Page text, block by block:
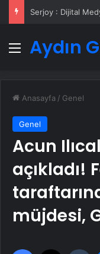
Menü
Aydın
Anasayfa / Genel
Genel
Acun
açıkladı!
müjdesi,
Facebook